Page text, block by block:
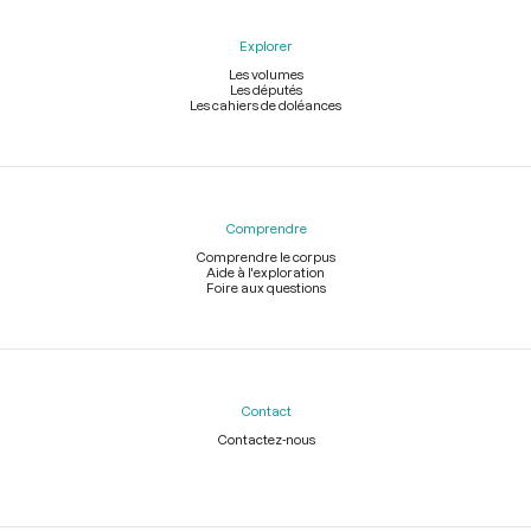
Explorer
Les volumes
Les députés
Les cahiers de doléances
Comprendre
Comprendre le corpus
Aide à l'exploration
Foire aux questions
Contact
Contactez-nous
Légal